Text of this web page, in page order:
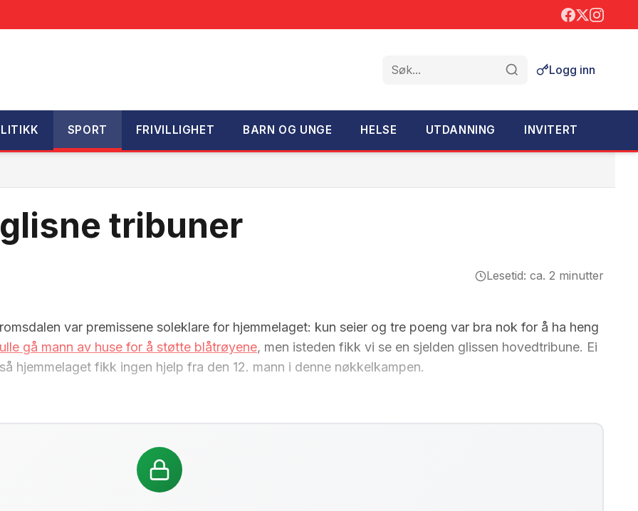
Søk
Logg inn
SPORT FRIVILLIGHET BARN OG UNGE HELSE UTDANNING INVITERT
tribuner
Lesetid: ca. 2 minutter
var premissene soleklare for hjemmelaget: kun seier og tre poeng var bra nok for å ha heng
gå mann av huse for å støtte blåtrøyene, men isteden fikk vi se en sjelden glissen hovedtribune. Ei
hjemmelaget fikk ingen hjelp fra den 12. mann i denne nøkkelkampen.